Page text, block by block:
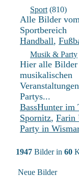
Sport (810)
Alle Bilder
Sportbereich
Handball,
Musik & Party
Hier alle
musikalischen
Partys...
BassHunter im
Spornitz, Farin
Party in
1947 Bilder in 60
Neue Bilder